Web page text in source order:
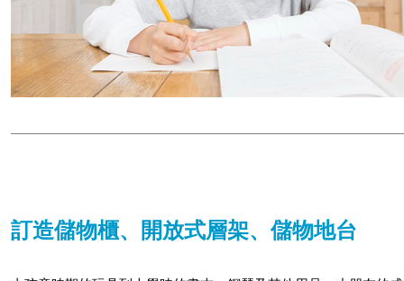
訂造儲物櫃、開放式層架、儲物地台